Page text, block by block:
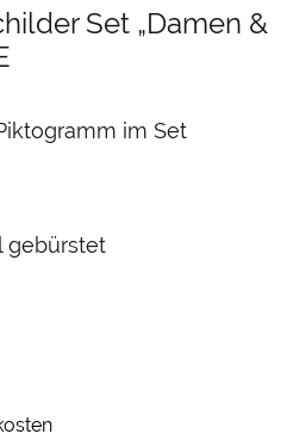
Set „Damen &
im Set
gebürstet